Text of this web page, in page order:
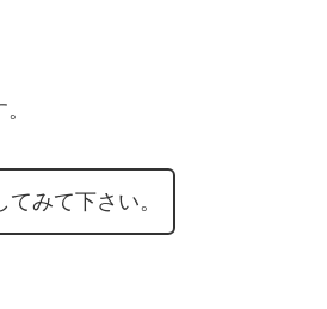
みて下さい。